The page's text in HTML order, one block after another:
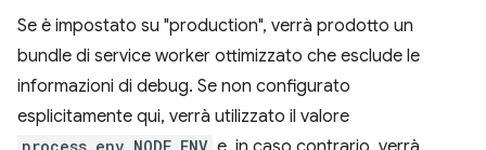
Se è impostato su "production", verrà prodotto un
bundle di service worker ottimizzato che esclude le
informazioni di debug. Se non configurato
esplicitamente qui, verrà utilizzato il valore